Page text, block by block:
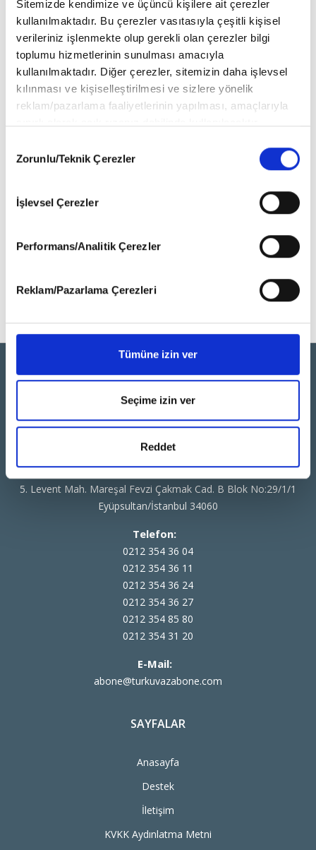
Sitemizde kendimize ve üçüncü kişilere ait çerezler
kullanılmaktadır. Bu çerezler vasıtasıyla çeşitli kişisel
verileriniz işlenmekte olup gerekli olan çerezler bilgi
toplumu hizmetlerinin sunulması amacıyla
kullanılmaktadır. Diğer çerezler, sitemizin daha işlevsel
kılınması ve kişiselleştirilmesi ve sizlere yönelik
reklam/pazarlama faaliyetlerinin yapılması, amaçlarıyla
vasıtasıyla belirleyebilirsiniz. Çerezlere ilişkin detaylı bilgi
ziyaret edebilirsiniz.
6698 sayılı Kişisel Verilerin Korunması Kanunu uyarınca
okumak ve sitemizi ziyaretiniz kapsamında
gerçekleştirilen veri işleme faaliyetleri ile ilgili daha
Selection
Zorunlu/Teknik Çerezler
İşlevsel Çerezler
Performans/Analitik Çerezler
Reklam/Pazarlama Çerezleri
Tümüne izin ver
Seçime izin ver
Reddet
₺75.00
Adres:
5. Levent Mah. Mareşal Fevzi Çakmak Cad. B Blok No:29/1/1
Eyüpsultan/İstanbul 34060
Telefon:
0212 354 36 04
0212 354 36 11
0212 354 36 24
0212 354 36 27
0212 354 85 80
0212 354 31 20
E-Mail:
abone@turkuvazabone.com
SAYFALAR
Anasayfa
Destek
İletişim
KVKK Aydınlatma Metni